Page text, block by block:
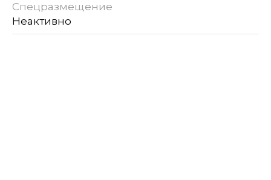
Спецразмещение
Неактивно